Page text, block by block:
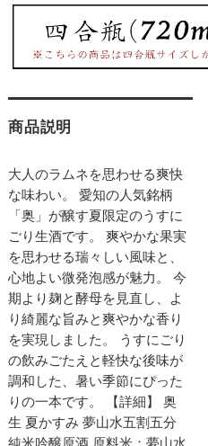
商品説明
大人のラムネを思わせる爽快
な味わい。 愛知の人気銘柄
「奥」が醸す夏限定のうすに
ごり生酒です。 爽やかな果実
を思わせる瑞々しい風味と、
心地よい微発泡感が魅力。 今
期より麹と酵母を見直し、よ
り綺麗な旨みと爽やかな香り
を実現しました。 うすにごり
の飲みごたえと軽快な後味が
調和した、暑い季節にぴった
りの一本です。 【詳細】 奥
生 夏かすみ 夢山水五割五分
純米吟醸原酒 原料米：夢山水